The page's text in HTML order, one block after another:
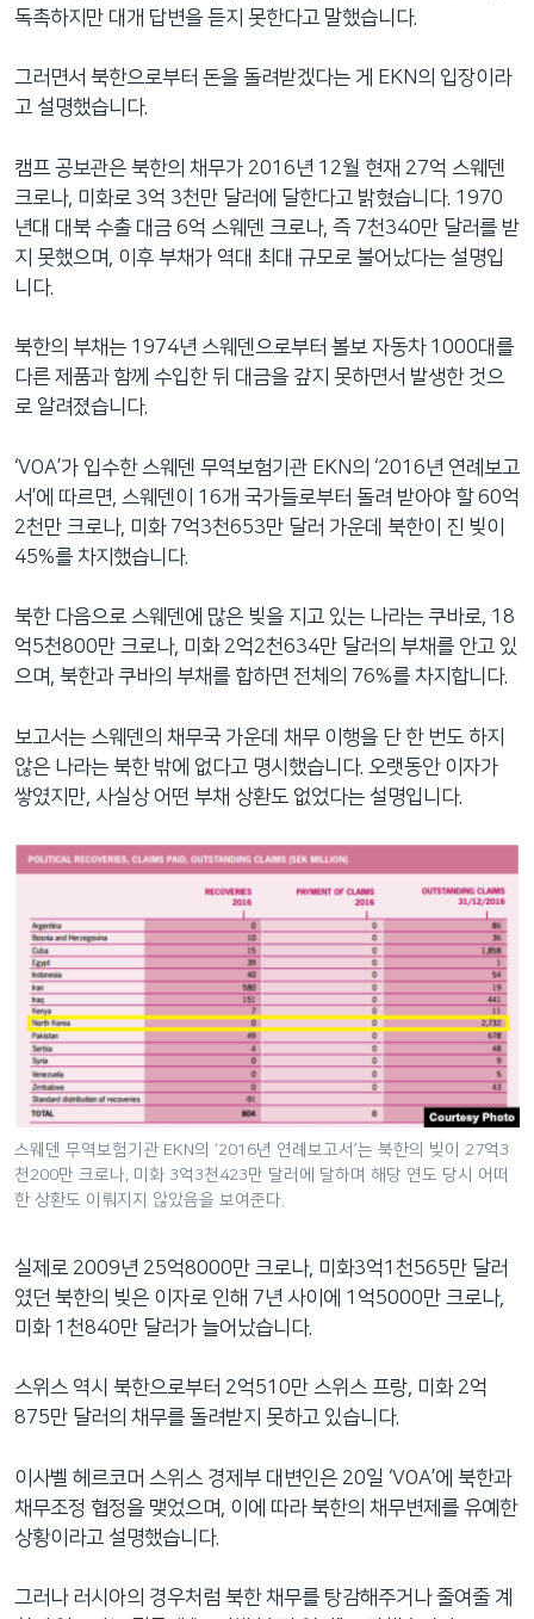
독촉하지만 대개 답변을 듣지 못한다고 말했습니다.
그러면서 북한으로부터 돈을 돌려받겠다는 게 EKN의 입장이라
고 설명했습니다.
캠프 공보관은 북한의 채무가 2016년 12월 현재 27억 스웨덴
크로나, 미화로 3억 3천만 달러에 달한다고 밝혔습니다. 1970
년대 대북 수출 대금 6억 스웨덴 크로나, 즉 7천340만 달러를 받
지 못했으며, 이후 부채가 역대 최대 규모로 불어났다는 설명입
니다.
북한의 부채는 1974년 스웨덴으로부터 볼보 자동차 1000대를
다른 제품과 함께 수입한 뒤 대금을 갚지 못하면서 발생한 것으
로 알려졌습니다.
‘VOA’가 입수한 스웨덴 무역보험기관 EKN의 ‘2016년 연례보고
서’에 따르면, 스웨덴이 16개 국가들로부터 돌려 받아야 할 60억
2천만 크로나, 미화 7억3천653만 달러 가운데 북한이 진 빚이
45%를 차지했습니다.
북한 다음으로 스웨덴에 많은 빚을 지고 있는 나라는 쿠바로, 18
억5천800만 크로나, 미화 2억2천634만 달러의 부채를 안고 있
으며, 북한과 쿠바의 부채를 합하면 전체의 76%를 차지합니다.
보고서는 스웨덴의 채무국 가운데 채무 이행을 단 한 번도 하지
않은 나라는 북한 밖에 없다고 명시했습니다. 오랫동안 이자가
쌓였지만, 사실상 어떤 부채 상환도 없었다는 설명입니다.
스웨덴 무역보험기관 EKN의 ‘2016년 연례보고서’는 북한의 빚이 27억3
천200만 크로나, 미화 3억3천423만 달러에 달하며 해당 연도 당시 어떠
한 상환도 이뤄지지 않았음을 보여준다.
실제로 2009년 25억8000만 크로나, 미화3억1천565만 달러
였던 북한의 빚은 이자로 인해 7년 사이에 1억5000만 크로나,
미화 1천840만 달러가 늘어났습니다.
스위스 역시 북한으로부터 2억510만 스위스 프랑, 미화 2억
875만 달러의 채무를 돌려받지 못하고 있습니다.
이사벨 헤르코머 스위스 경제부 대변인은 20일 ‘VOA’에 북한과
채무조정 협정을 맺었으며, 이에 따라 북한의 채무변제를 유예한
상황이라고 설명했습니다.
그러나 러시아의 경우처럼 북한 채무를 탕감해주거나 줄여줄 계